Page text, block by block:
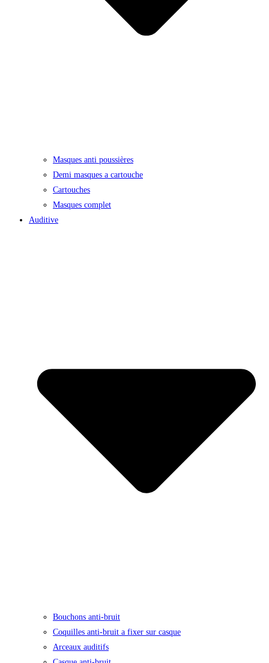
Masques anti poussières
Demi masques a cartouche
Cartouches
Masques complet
Auditive
Bouchons anti-bruit
Coquilles anti-bruit a fixer sur casque
Arceaux auditifs